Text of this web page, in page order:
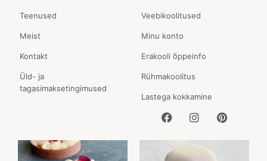
Teenused
Meist
Kontakt
Üld- ja
tagasimaksetingimused
Veebikoolitused
Minu konto
Erakooli õppeinfo
Rühmakoolitus
Lastega kokkamine